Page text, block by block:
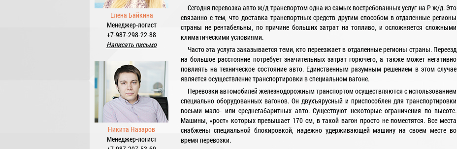
Елена Байкина
Менеджер-логист
+7-987-298-22-88
Написать письмо
Никита Назаров
Менеджер-логист
Сегодня перевозка авто ж/д транспортом одна из самых востребованных услуг на Р ж/д. Это
связанно с тем, что доставка транспортных средств другим способом в отдаленные регионы
страны не рентабельны, по причине больших затрат на топливо, и осложняется сложными
климатическими условиями.
Часто эта услуга заказывается теми, кто переезжает в отдаленные регионы страны. Переезд
на большое расстояние потребует значительных затрат горючего, а также может негативно
повлиять на техническое состояние авто. Единственным разумным решением в этом случае
является осуществление транспортировки в специальном вагоне.
Перевозки автомобилей железнодорожным транспортом осуществляются с использованием
специально оборудованных вагонов. Он двухъярусный и приспособлен для транспортировки
восьми мало- или среднегабаритных авто. Существуют некоторые ограничения по высоте.
Машины, «рост» которых превышает 170 см, в такой вагон просто не поместятся. Все места
снабжены специальной блокировкой, надежно удерживающей машину на своем месте во
время перевозки.